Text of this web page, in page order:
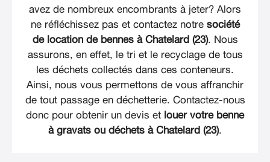
avez de nombreux encombrants à jeter? Alors
ne réfléchissez pas et contactez notre société
de location de bennes à Chatelard (23). Nous
assurons, en effet, le tri et le recyclage de tous
les déchets collectés dans ces conteneurs.
Ainsi, nous vous permettons de vous affranchir
de tout passage en déchetterie. Contactez-nous
donc pour obtenir un devis et louer votre benne
à gravats ou déchets à Chatelard (23).